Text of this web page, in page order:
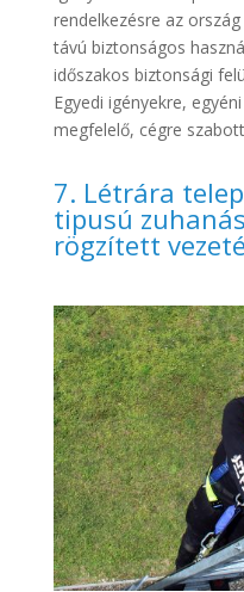
rendelkezésre az
távú biztonságos
időszakos biztonsági
Egyedi igényekre,
megfelelő, cégre
7. Létrára
tipusú
rögzített